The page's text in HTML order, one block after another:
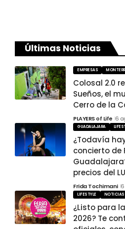
Últimas Noticias
EMPRESAS
Colosal 2.0
Sueños, el
Cerro de la
PLAYERS of Life 6
GUADALAJARA
¿Todavía
concierto de
precios del
Frida Tochimani 6
LIFESTYLE NOTICIAS
¿Listo para
2026? Te